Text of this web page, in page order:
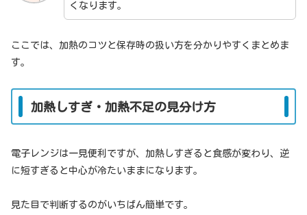
くなります。
ここでは、加熱のコツと保存時の扱い方を分かりやすくまとめま
す。
加熱しすぎ・加熱不足の見分け方
電子レンジは一見便利ですが、加熱しすぎると食感が変わり、逆
に短すぎると中心が冷たいままになります。
見た目で判断するのがいちばん簡単です。